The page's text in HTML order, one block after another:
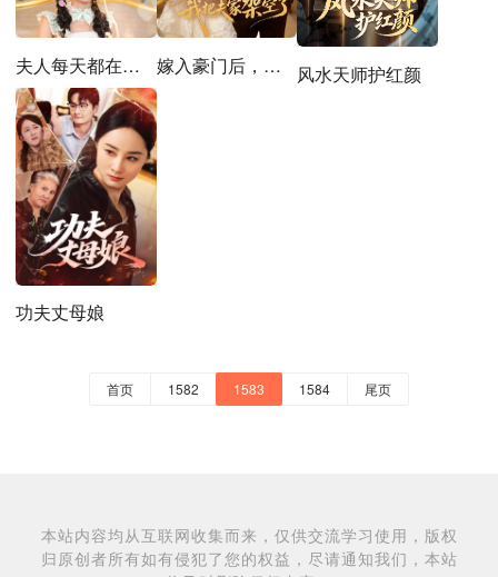
夫人每天都在担心掉马 嫁入豪门后，我把夫家架空了 风水天师护红颜
功夫丈母娘
首页 1582 1583 1584 尾页
本站内容均从互联网收集而来，仅供交流学习使用，版权
归原创者所有如有侵犯了您的权益，尽请通知我们，本站